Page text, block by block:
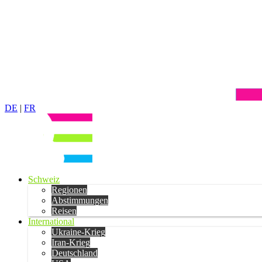
DE | FR
Schweiz
Regionen
Abstimmungen
Reisen
International
Ukraine-Krieg
Iran-Krieg
Deutschland